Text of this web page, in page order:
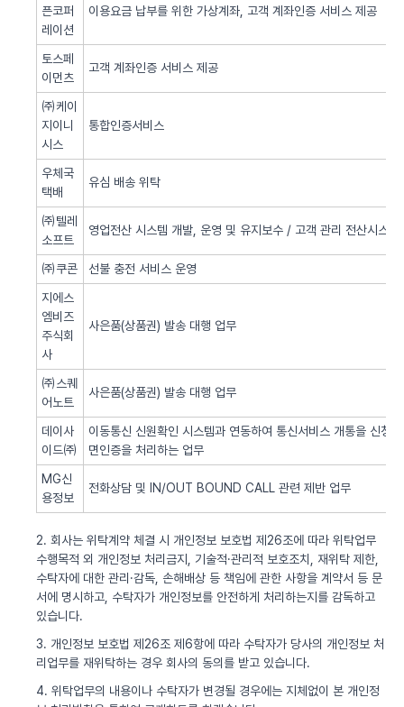
픈코퍼
레이션
이용요금 납부를 위한 가상계좌, 고객 계좌인증 서비스 제공
토스페
이먼츠
고객 계좌인증 서비스 제공
㈜케이
지이니
시스
통합인증서비스
우체국
택배
유심 배송 위탁
㈜텔레
소프트
영업전산 시스템 개발, 운영 및 유지보수 / 고객 관리 전산시스
㈜쿠콘
선불 충전 서비스 운영
지에스
엠비즈
주식회
사
사은품(상품권) 발송 대행 업무
㈜스퀘
어노트
사은품(상품권) 발송 대행 업무
데이사
이드㈜
이동통신 신원확인 시스템과 연동하여 통신서비스 개통을 신청
면인증을 처리하는 업무
MG신
용정보
전화상담 및 IN/OUT BOUND CALL 관련 제반 업무
2. 회사는 위탁계약 체결 시 개인정보 보호법 제26조에 따라 위탁업무
수행목적 외 개인정보 처리금지, 기술적·관리적 보호조치, 재위탁 제한,
수탁자에 대한 관리·감독, 손해배상 등 책임에 관한 사항을 계약서 등 문
서에 명시하고, 수탁자가 개인정보를 안전하게 처리하는지를 감독하고
있습니다.
3. 개인정보 보호법 제26조 제6항에 따라 수탁자가 당사의 개인정보 처
리업무를 재위탁하는 경우 회사의 동의를 받고 있습니다.
4. 위탁업무의 내용이나 수탁자가 변경될 경우에는 지체없이 본 개인정